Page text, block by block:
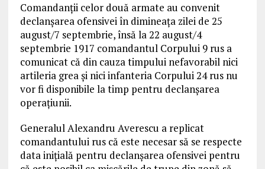
Comandanții celor două armate au convenit
declanșarea ofensivei în dimineața zilei de 25
august/7 septembrie, însă la 22 august/4
septembrie 1917 comandantul Corpului 9 rus a
comunicat că din cauza timpului nefavorabil nici
artileria grea și nici infanteria Corpului 24 rus nu
vor fi disponibile la timp pentru declanșarea
operațiunii.
Generalul Alexandru Averescu a replicat
comandantului rus că este necesar să se respecte
data inițială pentru declanșarea ofensivei pentru